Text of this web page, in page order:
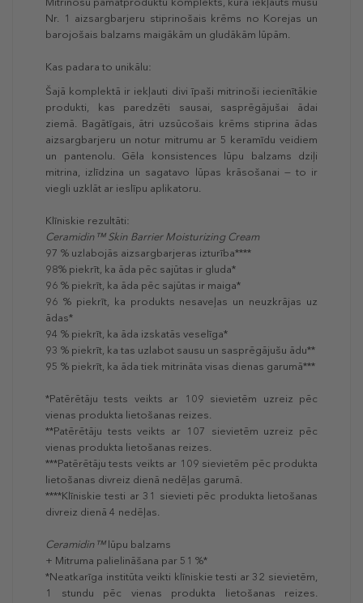
Nr. 1 aizsargbarjeru stiprinošais krēms no Korejas un
barojošais balzams maigākām un gludākām lūpām.
Kas padara to unikālu:
Šajā komplektā ir iekļauti divi īpaši mitrinoši iecienītākie
produkti, kas paredzēti sausai, sasprēgājušai ādai
ziemā. Bagātīgais, ātri uzsūcošais krēms stiprina ādas
aizsargbarjeru un notur mitrumu ar 5 keramīdu veidiem
un pantenolu. Gēla konsistences lūpu balzams dziļi
mitrina, izlīdzina un sagatavo lūpas krāsošanai — to ir
viegli uzklāt ar ieslīpu aplikatoru.
Klīniskie rezultāti:
Ceramidin™ Skin Barrier Moisturizing Cream
97 % uzlabojās aizsargbarjeras izturība****
98% piekrīt, ka āda pēc sajūtas ir gluda*
96 % piekrīt, ka āda pēc sajūtas ir maiga*
96 % piekrīt, ka produkts nesaveļas un neuzkrājas uz
ādas*
94 % piekrīt, ka āda izskatās veselīga*
93 % piekrīt, ka tas uzlabot sausu un sasprēgājušu ādu**
95 % piekrīt, ka āda tiek mitrināta visas dienas garumā***
*Patērētāju tests veikts ar 109 sievietēm uzreiz pēc
vienas produkta lietošanas reizes.
**Patērētāju tests veikts ar 107 sievietēm uzreiz pēc
vienas produkta lietošanas reizes.
***Patērētāju tests veikts ar 109 sievietēm pēc produkta
lietošanas divreiz dienā nedēļas garumā.
****Klīniskie testi ar 31 sievieti pēc produkta lietošanas
divreiz dienā 4 nedēļas.
Ceramidin™lūpu balzams
+ Mitruma palielināšana par 51 %*
*Neatkarīga institūta veikti klīniskie testi ar 32 sievietēm,
1 stundu pēc vienas produkta lietošanas reizes.